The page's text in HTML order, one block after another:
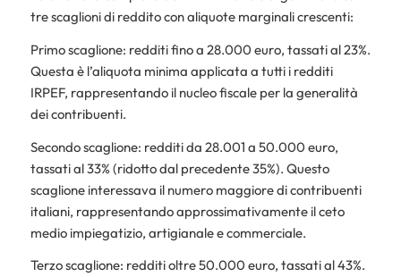
tre scaglioni di reddito con aliquote marginali crescenti:
Primo scaglione: redditi fino a 28.000 euro, tassati al 23%.
Questa è l’aliquota minima applicata a tutti i redditi
IRPEF, rappresentando il nucleo fiscale per la generalità
dei contribuenti.
Secondo scaglione: redditi da 28.001 a 50.000 euro,
tassati al 33% (ridotto dal precedente 35%). Questo
scaglione interessava il numero maggiore di contribuenti
italiani, rappresentando approssimativamente il ceto
medio impiegatizio, artigianale e commerciale.
Terzo scaglione: redditi oltre 50.000 euro, tassati al 43%.